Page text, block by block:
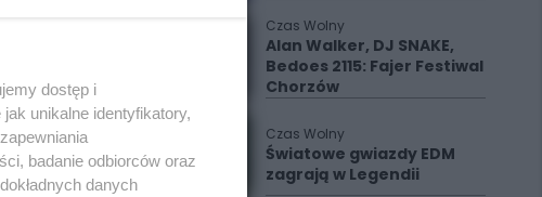
Czas Wolny
Alan Walker, DJ SNAKE,
Bedoes 2115: Fajer Festiwal
Chorzów
Czas Wolny
Światowe gwiazdy EDM
zagrają w Legendii
dostęp i
unikalne identyfikatory,
badanie odbiorców oraz
danych